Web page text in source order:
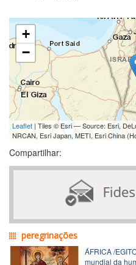
+
−
Leaflet | Tiles © Esri — Source: Esri,
NRCAN, Esri Japan, METI, Esri China
Compartilhar:
peregrinações
ÁFRICA /
mundial da